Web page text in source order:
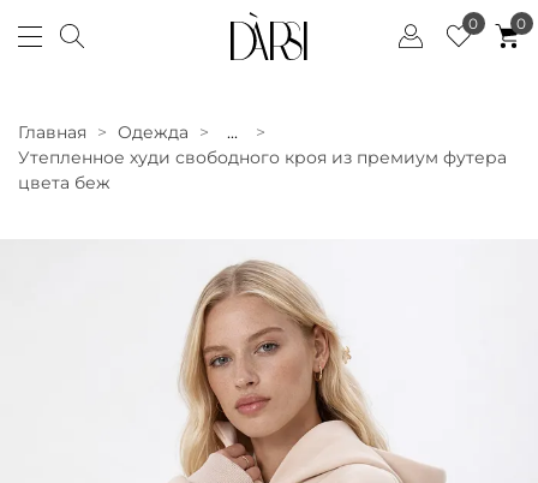
0 0
Главная Одежда
...
Утепленное худи свободного кроя из премиум футера
цвета беж